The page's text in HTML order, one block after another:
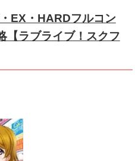
EX・HARDフルコン
【ラブライブ！スクフ